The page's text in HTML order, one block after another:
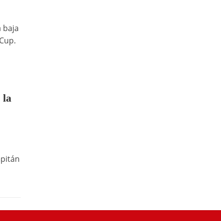
baja
la